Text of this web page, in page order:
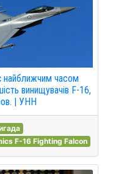
найближчим часом
винищувачів F-16,
| УНН
F-16 Fighting Falcon